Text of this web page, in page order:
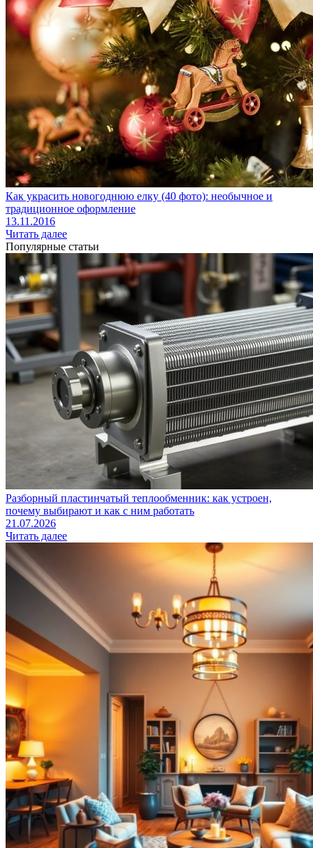
Как украсить новогоднюю елку (40 фото): необычное и
традиционное оформление
13.11.2016
Читать далее
Популярные статьи
Разборный пластинчатый теплообменник: как устроен,
почему выбирают и как с ним работать
21.07.2026
Читать далее